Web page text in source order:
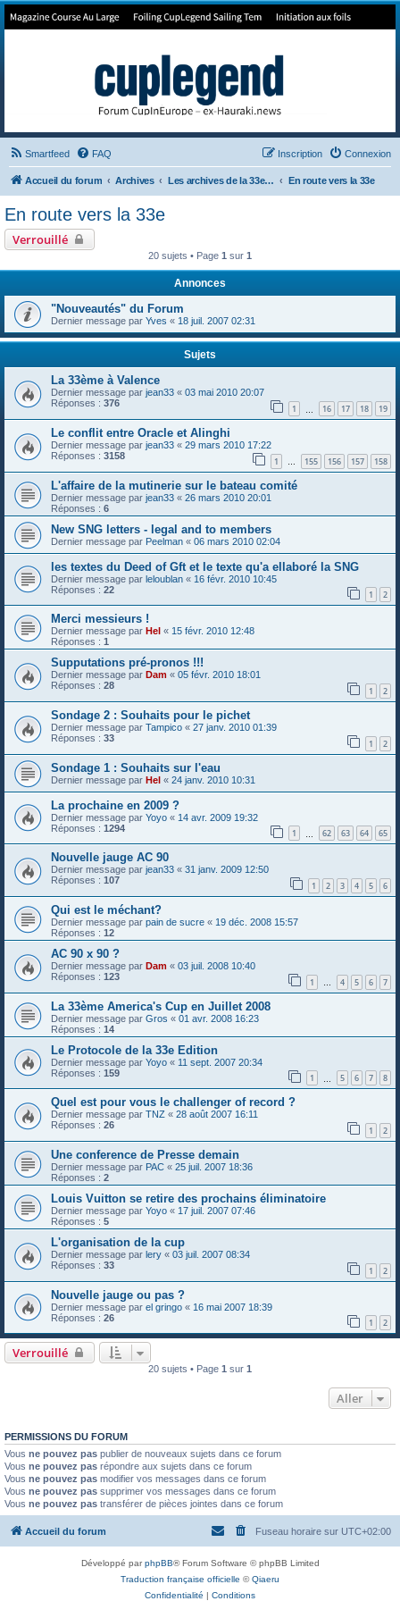
Forum de Cup In Europe
Smartfeed FAQ Connexion
Inscription
Accueil du forum Archives Les archives de la 33e America's Cup En route vers la 33e
En route vers la 33e
Verrouillé
20 sujets • Page 1 sur 1
Annonces
"Nouveautés" du Forum
Dernier message par Yves « 18 juil. 2007 02:31
Sujets
La 33ème à Valence
Dernier message par jean33 « 03 mai 2010 20:07
Réponses : 376 1 16 17 18 19
Le conflit entre Oracle et Alinghi
Dernier message par jean33 « 29 mars 2010 17:22
Réponses : 3158 1 … 155 156 157 158
L'affaire de la mutinerie sur le bateau comité
Dernier message par jean33 « 26 mars 2010 20:01
Réponses : 6
New SNG letters - legal and to members
Dernier message par Peelman « 06 mars 2010 02:04
les textes du Deed of Gft et le texte qu'a ellaboré la SNG
Dernier message par leloublan « 16 févr. 2010 10:45
Réponses : 22 1 2
Merci messieurs !
Dernier message par Hel « 15 févr. 2010 12:48
Réponses : 1
Supputations pré-pronos !!!
Dernier message par Dam « 05 févr. 2010 18:01
Réponses : 28 1 2
Sondage 2 : Souhaits pour le pichet
Dernier message par Tampico « 27 janv. 2010 01:39
Réponses : 33 1 2
Sondage 1 : Souhaits sur l'eau
Dernier message par Hel « 24 janv. 2010 10:31
La prochaine en 2009 ?
Dernier message par Yoyo « 14 avr. 2009 19:32
Réponses : 1294 1 62 63 64 65
Nouvelle jauge AC 90
Dernier message par jean33 « 31 janv. 2009 12:50
Réponses : 107 1 2 3 4 5 6
Qui est le méchant?
Dernier message par pain de sucre « 19 déc. 2008 15:57
Réponses : 12
AC 90 x 90 ?
Dernier message par Dam « 03 juil. 2008 10:40
Réponses : 123 1 … 4 5 6 7
La 33ème America's Cup en Juillet 2008
Dernier message par Gros « 01 avr. 2008 16:23
Réponses : 14
Le Protocole de la 33e Edition
Dernier message par Yoyo « 11 sept. 2007 20:34
Réponses : 159 1 5 6 7 8
Quel est pour vous le challenger of record ?
Dernier message par TNZ « 28 août 2007 16:11
Réponses : 26 1 2
Une conference de Presse demain
Dernier message par PAC « 25 juil. 2007 18:36
Réponses : 2
Louis Vuitton se retire des prochains éliminatoire
Dernier message par Yoyo « 17 juil. 2007 07:46
Réponses : 5
L'organisation de la cup
Dernier message par lery « 03 juil. 2007 08:34
Réponses : 33 1 2
Nouvelle jauge ou pas ?
Dernier message par el gringo « 16 mai 2007 18:39
Réponses : 26 1 2
Verrouillé
20 sujets • Page 1 sur 1
Aller
PERMISSIONS DU FORUM
Vous ne pouvez pas publier de nouveaux sujets dans ce forum
Vous ne pouvez pas répondre aux sujets dans ce forum
Vous ne pouvez pas modifier vos messages dans ce forum
Vous ne pouvez pas supprimer vos messages dans ce forum
Vous ne pouvez pas transférer de pièces jointes dans ce forum
Accueil du forum Fuseau horaire sur UTC+02:00
Développé parphpBB® Forum Software © phpBB Limited
Traduction française officielle ©Qiaeru
Confidentialité | Conditions